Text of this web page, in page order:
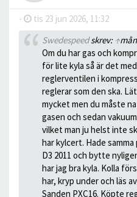
- tis 23 jun 2026, 11:32
Swedespeedskrev: ↑mån
Om du har gas och
för lite kyla så är det
reglerventilen i
reglerar som den ska.
mycket men du måste
gasen och sedan
vilket man ju helst inte
har kylcert. Hade samma
D3 2011 och bytte
har jag bra kyla. Kolla
har, kryp under och läs
Sanden PXC16. Köpte